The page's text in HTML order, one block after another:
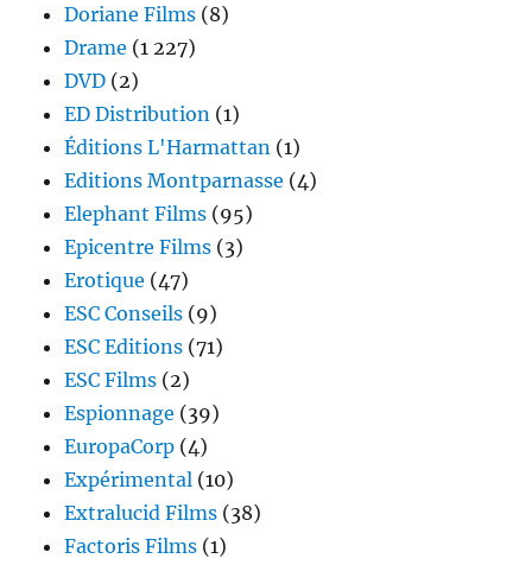
Doriane Films (8)
Drame (1 227)
DVD (2)
ED Distribution (1)
Éditions L'Harmattan (1)
Editions Montparnasse (4)
Elephant Films (95)
Epicentre Films (3)
Erotique (47)
ESC Conseils (9)
ESC Editions (71)
ESC Films (2)
Espionnage (39)
EuropaCorp (4)
Expérimental (10)
Extralucid Films (38)
Factoris Films (1)